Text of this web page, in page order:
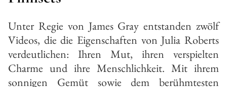
Unter Regie von James Gray entstanden zwölf
Videos, die die Eigenschaften von Julia Roberts
verdeutlichen: Ihren Mut, ihren verspielten
Charme und ihre Menschlichkeit. Mit ihrem
sonnigen Gemüt sowie dem berühmtesten